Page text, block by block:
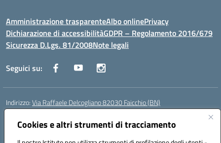
Cookies e altri strumenti di tracciamento
Amministrazione trasparenteAlbo onlinePrivacy
Dichiarazione di accessibilitàGDPR – Regolamento 2016/679
Sicurezza D.Lgs. 81/2008Note legali
Seguici su:
Indirizzo:Via Raffaele Delcogliano 82030 Faicchio (BN)
Centralino:
Posta elettronica certificata (PEC):bnis02300v@pec.istruzione.it